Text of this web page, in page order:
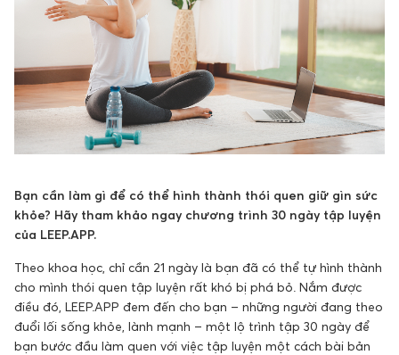
Bạn cần làm gì để có thể hình thành thói quen giữ gìn sức
khỏe? Hãy tham khảo ngay chương trình 30 ngày tập luyện
của LEEP.APP.
Theo khoa học, chỉ cần 21 ngày là bạn đã có thể tự hình thành
cho mình thói quen tập luyện rất khó bị phá bỏ. Nắm được
điều đó, LEEP.APP đem đến cho bạn – những người đang theo
đuổi lối sống khỏe, lành mạnh – một lộ trình tập 30 ngày để
bạn bước đầu làm quen với việc tập luyện một cách bài bản